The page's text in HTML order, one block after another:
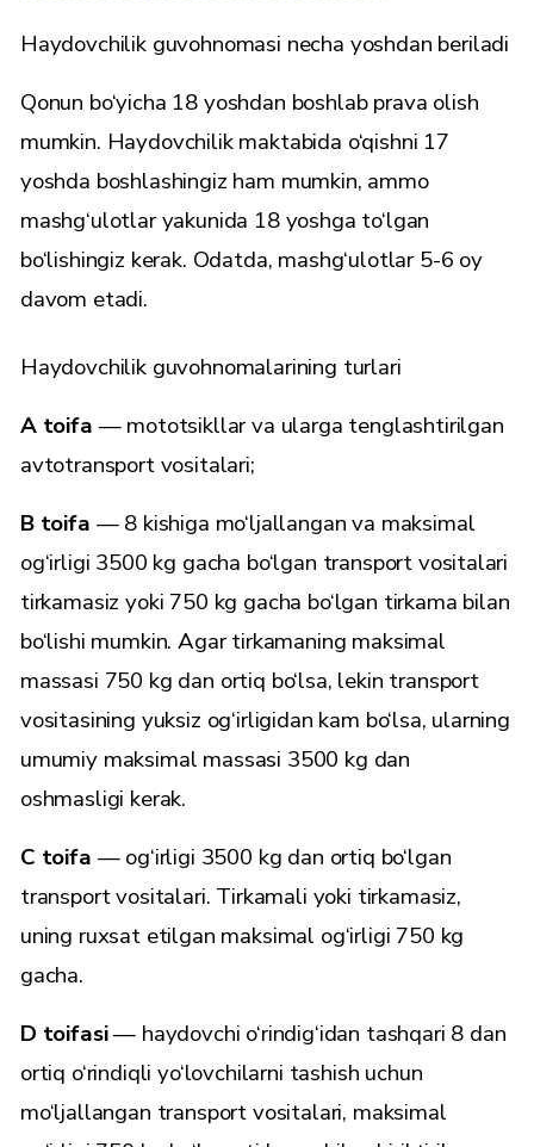
Haydovchilik guvohnomasi necha yoshdan beriladi
Qonun bo‘yicha 18 yoshdan boshlab prava olish
mumkin. Haydovchilik maktabida o‘qishni 17
yoshda boshlashingiz ham mumkin, ammo
mashg‘ulotlar yakunida 18 yoshga to‘lgan
bo‘lishingiz kerak. Odatda, mashg‘ulotlar 5-6 oy
davom etadi.
Haydovchilik guvohnomalarining turlari
A toifa — mototsikllar va ularga tenglashtirilgan
avtotransport vositalari;
B toifa — 8 kishiga mo‘ljallangan va maksimal
og‘irligi 3500 kg gacha bo‘lgan transport vositalari
tirkamasiz yoki 750 kg gacha bo‘lgan tirkama bilan
bo‘lishi mumkin. Agar tirkamaning maksimal
massasi 750 kg dan ortiq bo‘lsa, lekin transport
vositasining yuksiz og‘irligidan kam bo‘lsa, ularning
umumiy maksimal massasi 3500 kg dan
oshmasligi kerak.
C toifa — og‘irligi 3500 kg dan ortiq bo‘lgan
transport vositalari. Tirkamali yoki tirkamasiz,
uning ruxsat etilgan maksimal og‘irligi 750 kg
gacha.
D toifasi— haydovchi o‘rindig‘idan tashqari 8 dan
ortiq o‘rindiqli yo‘lovchilarni tashish uchun
mo‘ljallangan transport vositalari, maksimal